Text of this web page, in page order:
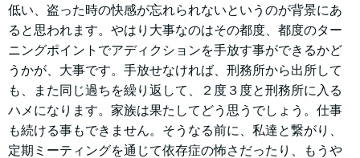
低い、盗った時の快感が忘れられないというのが背景にあ
ると思われます。やはり大事なのはその都度、都度のター
ニングポイントでアディクションを手放す事ができるかど
うかが、大事です。手放せなければ、刑務所から出所して
も、また同じ過ちを繰り返して、２度３度と刑務所に入る
ハメになります。家族は果たしてどう思うでしょう。仕事
も続ける事もできません。そうなる前に、私達と繋がり、
定期ミーティングを通じて依存症の怖さだったり、もうや